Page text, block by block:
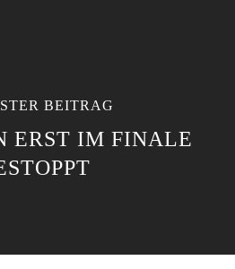
BEITRAG
ERST IM FINALE